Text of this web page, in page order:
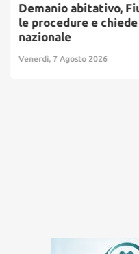
Demanio abitativo,
le procedure e
nazionale
Venerdì, 7 Agosto 2026